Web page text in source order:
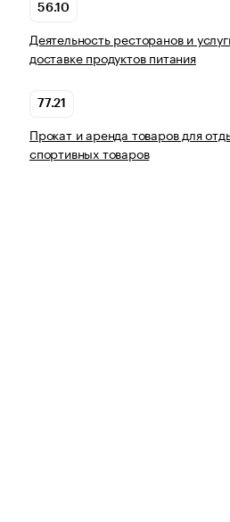
56.10
Деятельность ресторанов и
доставке продуктов питания
77.21
Прокат и аренда товаров для
спортивных товаров